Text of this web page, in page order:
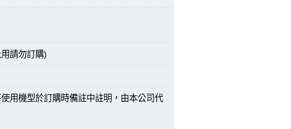
請勿訂購)
用機型於訂購時備註中註明，由本公司代